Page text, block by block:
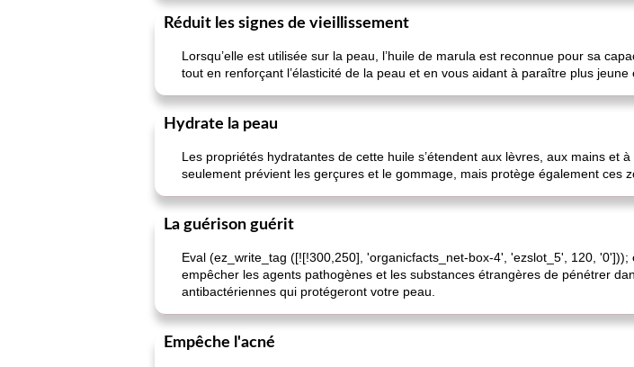
Réduit les signes de vieillissement
Lorsqu’elle est utilisée sur la peau, l’huile de marula est reconnue pour sa
tout en renforçant l’élasticité de la peau et en vous aidant à paraître plus jeune
Hydrate la peau
Les propriétés hydratantes de cette huile s’étendent aux lèvres, aux mains et
seulement prévient les gerçures et le gommage, mais protège également ces
La guérison guérit
Eval (ez_write_tag ([![!300,250], 'organicfacts_net-box-4', 'ezslot_5', 120,
empêcher les agents pathogènes et les substances étrangères de pénétrer
antibactériennes qui protégeront votre peau.
Empêche l'acné